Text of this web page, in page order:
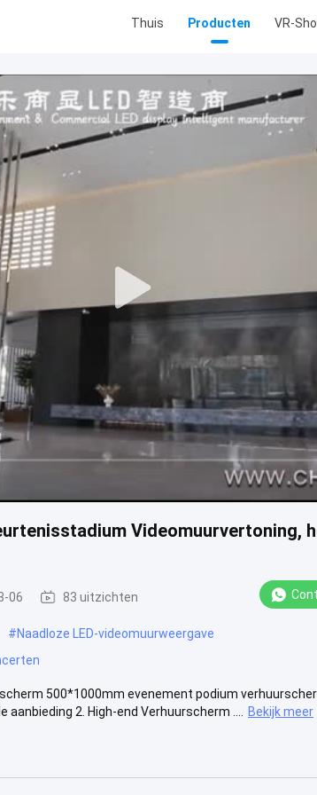
Thuis Producten VR-
Videomuurvertoning,
06 83 uitzichten
#Naadloze LED-videomuurweergave
scherm 500*1000mm evenement podium
aanbieding 2. High-end Verhuurscherm ....
Bekijk meer